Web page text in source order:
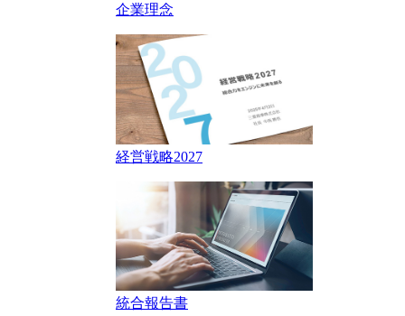
企業理念
経営戦略2027
統合報告書